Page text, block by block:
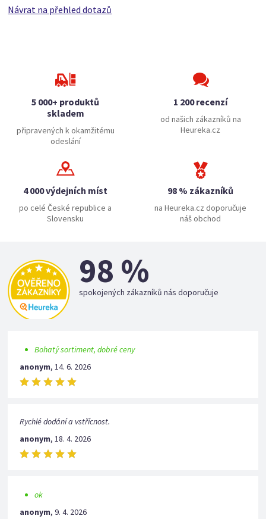
Návrat na přehled dotazů
5 000+ produktů
skladem
připravených k okamžitému
odeslání
1 200 recenzí
od našich zákazníků na
Heureka.cz
4 000 výdejních míst
po celé České republice a
Slovensku
98 % zákazníků
na Heureka.cz doporučuje
náš obchod
98 %
spokojených zákazníků nás doporučuje
Bohatý sortiment, dobré ceny
anonym,14. 6. 2026
Rychlé dodání a vstřícnost.
anonym,18. 4. 2026
ok
anonym,9. 4. 2026